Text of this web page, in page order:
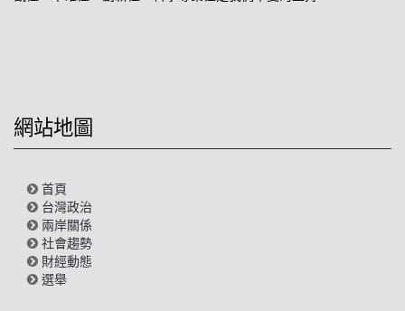
網站地圖
首頁
台灣政治
兩岸關係
社會趨勢
財經動態
選舉